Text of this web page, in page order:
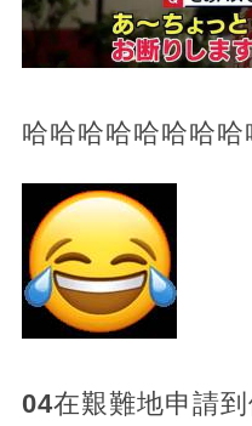
哈哈哈哈哈哈哈哈
04在艱難地申請